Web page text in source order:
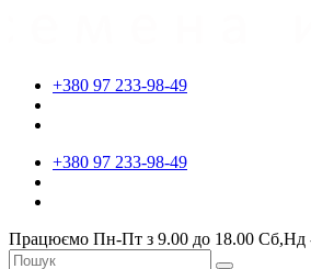
+380 97 233-98-49
+380 97 233-98-49
Працюємо Пн-Пт з 9.00 до 18.00 Сб,Нд